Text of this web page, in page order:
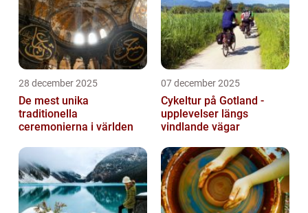
28 december 2025
De mest unika
traditionella
ceremonierna i världen
07 december 2025
Cykeltur på Gotland -
upplevelser längs
vindlande vägar